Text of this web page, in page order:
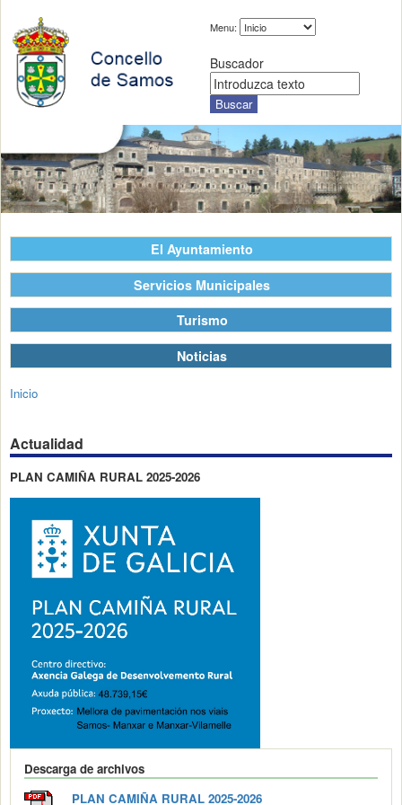
Menu:
Buscador
El Ayuntamiento
Servicios Municipales
Turismo
Noticias
Inicio
Actualidad
PLAN CAMIÑA RURAL 2025-2026
Descarga de archivos
PLAN CAMIÑA RURAL 2025-2026